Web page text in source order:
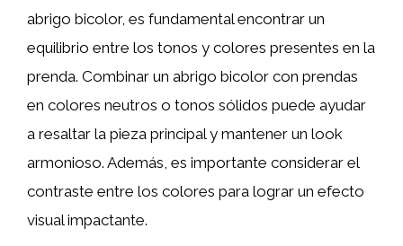
abrigo bicolor, es fundamental encontrar un
equilibrio entre los tonos y colores presentes en la
prenda. Combinar un abrigo bicolor con prendas
en colores neutros o tonos sólidos puede ayudar
a resaltar la pieza principal y mantener un look
armonioso. Además, es importante considerar el
contraste entre los colores para lograr un efecto
visual impactante.